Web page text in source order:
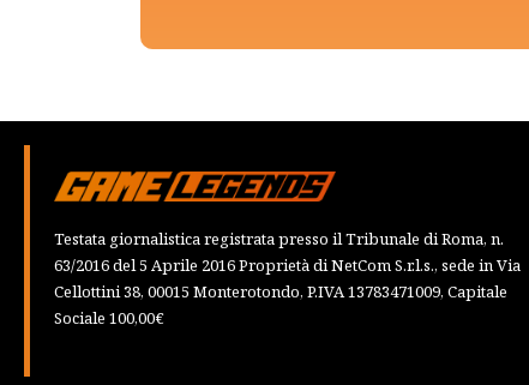
Testata giornalistica registrata presso il Tribunale di Roma, n.
63/2016 del 5 Aprile 2016 Proprietà di NetCom S.r.l.s., sede in Via
Cellottini 38, 00015 Monterotondo, P.IVA 13783471009, Capitale
Sociale 100,00€